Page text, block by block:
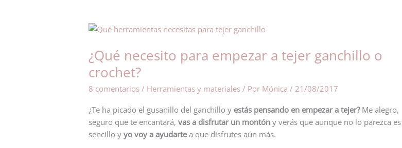
¿Qué necesito para empezar a tejer ganchillo o
crochet?
8 comentarios / Herramientas y materiales / Por Mónica/ 21/08/2017
¿Te ha picado el gusanillo del ganchillo y estás pensando en empezar a tejer?Me alegro,
seguro que te encantará,vas a disfrutar un montón y verás que aunque no lo parezca es
sencillo yyo voy a ayudartea que disfrutes aún más.
¿Qué
para
empezar
a
tejer
o
crochet?